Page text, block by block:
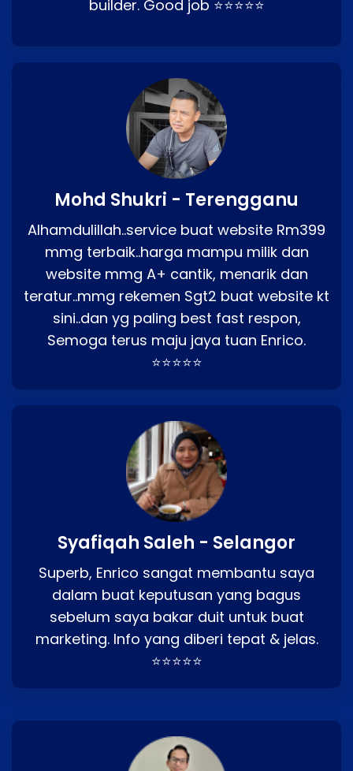
builder. Good job ⭐⭐⭐⭐⭐
Mohd Shukri - Terengganu
Alhamdulillah..service buat website Rm399
mmg terbaik..harga mampu milik dan
website mmg A+ cantik, menarik dan
teratur..mmg rekemen Sgt2 buat website kt
sini..dan yg paling best fast respon,
Semoga terus maju jaya tuan Enrico.
⭐⭐⭐⭐⭐
Syafiqah Saleh - Selangor
Superb, Enrico sangat membantu saya
dalam buat keputusan yang bagus
sebelum saya bakar duit untuk buat
marketing. Info yang diberi tepat & jelas.
⭐⭐⭐⭐⭐